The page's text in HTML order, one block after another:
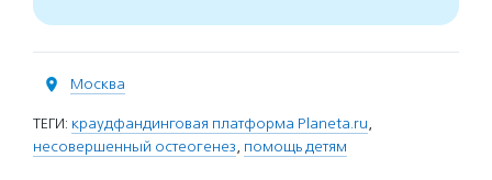
Москва
ТЕГИ: краудфандинговая платформа Planeta.ru,
несовершенный остеогенез, помощь детям